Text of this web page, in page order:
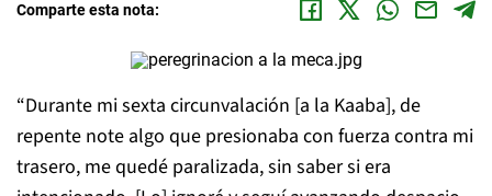
Comparte esta nota:
“Durante mi sexta circunvalación [a la Kaaba], de
repente note algo que presionaba con fuerza contra mi
trasero, me quedé paralizada, sin saber si era